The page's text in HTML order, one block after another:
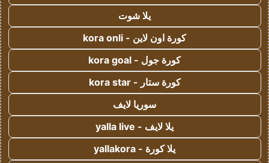
يلا شوت
كورة اون لاين - kora onli
كورة جول - kora goal
كورة ستار - kora star
سوريا لايف
يلا لايف - yalla live
يلا كورة - yallakora